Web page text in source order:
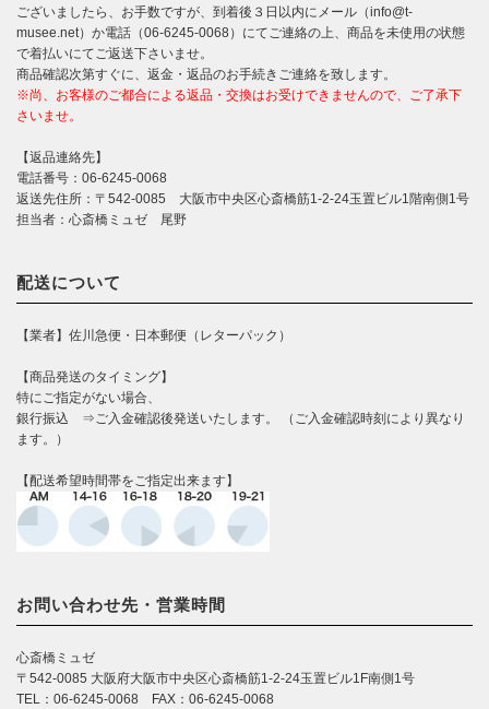
ございましたら、お手数ですが、到着後３日以内にメール（info@t-
musee.net）か電話（06-6245-0068）にてご連絡の上、商品を未使用の状態
で着払いにてご返送下さいませ。
商品確認次第すぐに、返金・返品のお手続きご連絡を致します。
※尚、お客様のご都合による返品・交換はお受けできませんので、ご了承下
さいませ。
【返品連絡先】
電話番号：06-6245-0068
返送先住所：〒542-0085 大阪市中央区心斎橋筋1-2-24玉置ビル1階南側1号
担当者：心斎橋ミュゼ 尾野
配送について
【業者】佐川急便・日本郵便（レターパック）
【商品発送のタイミング】
特にご指定がない場合、
銀行振込 ⇒ご入金確認後発送いたします。 （ご入金確認時刻により異なり
ます。）
【配送希望時間帯をご指定出来ます】
お問い合わせ先・営業時間
心斎橋ミュゼ
〒542-0085 大阪府大阪市中央区心斎橋筋1-2-24玉置ビル1F南側1号
TEL：06-6245-0068 FAX：06-6245-0068